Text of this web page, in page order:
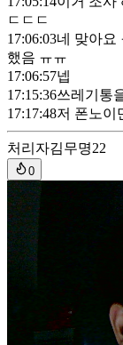
ㄷㄷㄷ
17:06:03네 맞아요
했음 ㅠㅠ
17:06:57넵
17:15:36쓰레기통
17:17:48저 폰노이
처리자김무명22
0